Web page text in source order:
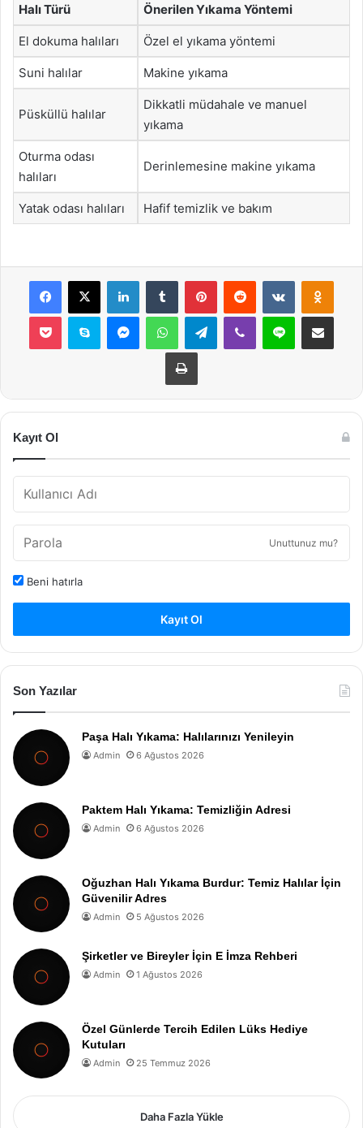
Halı Türü Önerilen Yıkama Yöntemi
El dokuma halıları Özel el yıkama yöntemi
Suni halılar Makine yıkama
Püsküllü halılar
Dikkatli müdahale ve manuel
yıkama
Oturma odası
halıları
Derinlemesine makine yıkama
Yatak odası halıları Hafif temizlik ve bakım
Facebook
X LinkedInTumblr PinterestReddit VKontakte
Pocket Skype MessengerWhatsAppTelegramViber Line E-Posta ile
Yazdır
Kayıt Ol
Unuttunuz mu?
Beni hatırla
Kayıt Ol
Son Yazılar
Paşa Halı Yıkama: Halılarınızı Yenileyin
Admin 6 Ağustos 2026
Paktem Halı Yıkama: Temizliğin Adresi
Admin 6 Ağustos 2026
Oğuzhan Halı Yıkama Burdur: Temiz Halılar İçin
Güvenilir Adres
Admin 5 Ağustos 2026
Şirketler ve Bireyler İçin E İmza Rehberi
Admin 1 Ağustos 2026
Özel Günlerde Tercih Edilen Lüks Hediye
Kutuları
Admin 25 Temmuz 2026
Daha Fazla Yükle